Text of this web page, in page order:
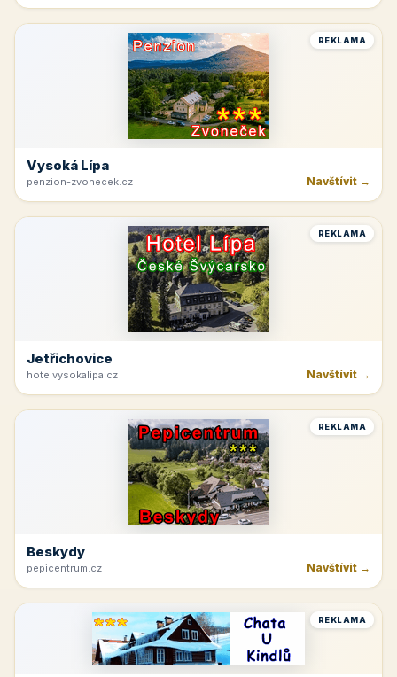
REKLAMA
Vysoká Lípa
penzion-zvonecek.cz Navštívit →
REKLAMA
Jetřichovice
hotelvysokalipa.cz Navštívit →
REKLAMA
Beskydy
pepicentrum.cz Navštívit →
REKLAMA